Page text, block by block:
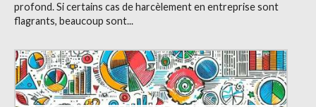
profond. Si certains cas de harcèlement en entreprise sont
flagrants, beaucoup sont...